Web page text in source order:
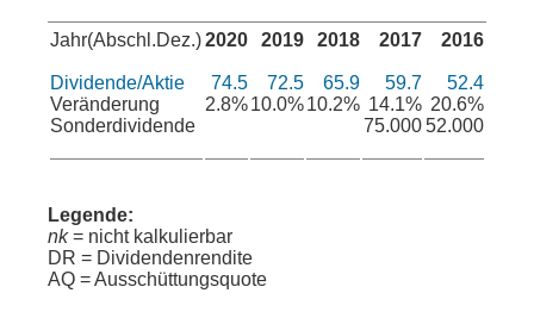
Jahr(Abschl.Dez.)
Dividende/Aktie
Veränderung
Sonderdividende
2020
74.5
2.8%
2019
72.5
10.0%
2018
65.9
10.2%
2017
59.7
14.1%
75.000
2016
52.4
20.6%
52.000
Legende:
nk= nicht kalkulierbar
DR = Dividendenrendite
AQ = Ausschüttungsquote